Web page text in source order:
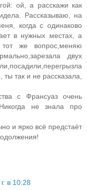
ой, а расскажи как
Рассказываю, на
когда с одинаково
в нужных местах, а
же вопрос,меняю
двух
так и не рассказала,
с Франсуаз очень
не знала про
и ярко всё предстаёт
в 10:28